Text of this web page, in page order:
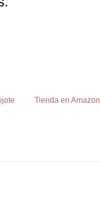
Tienda en Amazon